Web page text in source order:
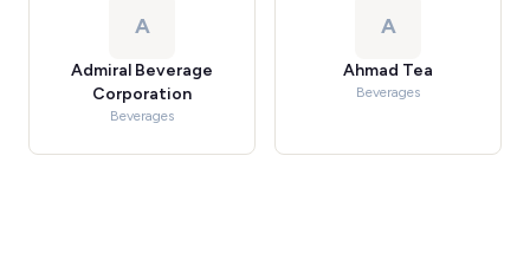
A
Admiral Beverage
Corporation
Beverages
A
Ahmad Tea
Beverages